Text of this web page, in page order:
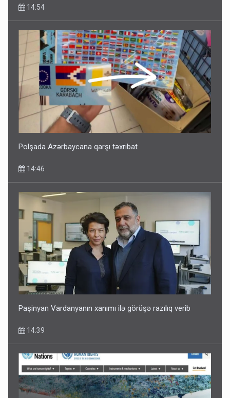
14:54
Polşada Azərbaycana qarşı təxribat
14:46
Paşinyan Vardanyanın xanımı ilə görüşə razılıq verib
14:39